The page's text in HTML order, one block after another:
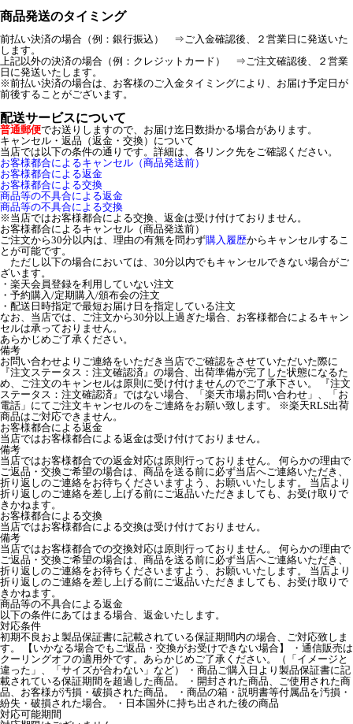
商品発送のタイミング
前払い決済の場合（例：銀行振込） ⇒ご入金確認後、２営業日に発送いた
します。
上記以外の決済の場合（例：クレジットカード） ⇒ご注文確認後、２営業
日に発送いたします。
※前払い決済の場合は、お客様のご入金タイミングにより、お届け予定日が
前後することがございます。
配送サービスについて
普通郵便でお送りしますので、お届け迄日数掛かる場合があります。
キャンセル・返品（返金・交換）について
当店では以下の条件の通りです。詳細は、各リンク先をご確認ください。
お客様都合によるキャンセル（商品発送前）
お客様都合による返金
お客様都合による交換
商品等の不具合による返金
商品等の不具合による交換
※当店ではお客様都合による交換、返金は受け付けておりません。
お客様都合によるキャンセル（商品発送前）
ご注文から30分以内は、理由の有無を問わず購入履歴からキャンセルするこ
とが可能です。
ただし以下の場合においては、30分以内でもキャンセルできない場合がご
ざいます。
・楽天会員登録を利用していない注文
・予約購入/定期購入/頒布会の注文
・配送日時指定で最短お届け日を指定している注文
なお、当店では、ご注文から30分以上過ぎた場合、お客様都合によるキャン
セルは承っておりません。
あらかじめご了承ください。
備考
お問い合わせよりご連絡をいただき当店でご確認をさせていただいた際に
『注文ステータス：注文確認済』の場合、出荷準備が完了した状態になるた
め、ご注文のキャンセルは原則に受け付けませんのでご了承下さい。 『注文
ステータス：注文確認済』ではない場合、「楽天市場お問い合わせ」、「お
電話」にてご注文キャンセルのをご連絡をお願い致します。 ※楽天RLS出荷
商品はご対応できません。
お客様都合による返金
当店ではお客様都合による返金は受け付けておりません。
備考
当店ではお客様都合での返金対応は原則行っておりません。 何らかの理由で
ご返品・交換ご希望の場合は、商品を送る前に必ず当店へご連絡いただき、
折り返しのご連絡をお待ちくださいますよう、お願いいたします。 当店より
折り返しのご連絡を差し上げる前にご返品いただきましても、お受け取りで
きかねます。
お客様都合による交換
当店ではお客様都合による交換は受け付けておりません。
備考
当店ではお客様都合での交換対応は原則行っておりません。 何らかの理由で
ご返品・交換ご希望の場合は、商品を送る前に必ず当店へご連絡いただき、
折り返しのご連絡をお待ちくださいますよう、お願いいたします。 当店より
折り返しのご連絡を差し上げる前にご返品いただきましても、お受け取りで
きかねます。
商品等の不具合による返金
以下の条件にあてはまる場合、返金いたします。
対応条件
初期不良およ製品保証書に記載されている保証期間内の場合、ご対応致しま
す。 【いかなる場合でもご返品・交換がお受けできない場合】 ・通信販売は
クーリングオフの適用外です。あらかじめご了承ください。（「イメージと
違った」、「サイズが合わない」など） ・商品ご購入日より製品保証書に記
載されている保証期間を超過した商品。 ・開封された商品、ご使用された商
品、お客様が汚損・破損された商品。 ・商品の箱・説明書等付属品を汚損・
紛失・破損された場合。 ・日本国外に持ち出された後の商品
対応可能期間